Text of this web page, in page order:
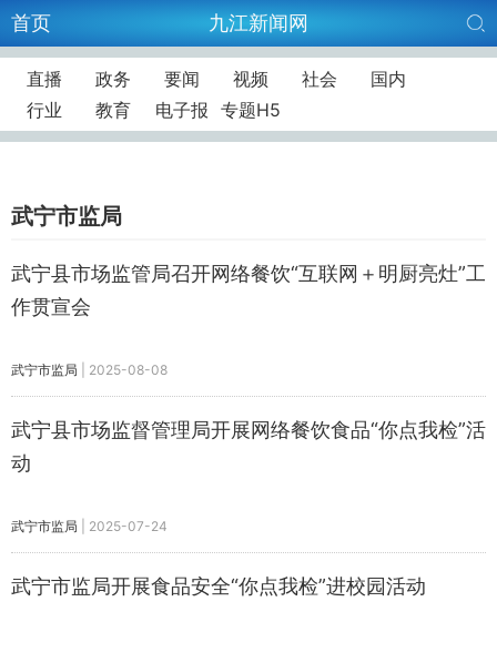
首页 九江新闻网
直播 政务 要闻 视频 社会
国内
行业
教育 电子报 专题H5
武宁市监局
武宁县市场监管局召开网络餐饮“互联网＋明厨亮灶”工
作贯宣会
武宁市监局 2025-08-08
武宁县市场监督管理局开展网络餐饮食品“你点我检”活
动
武宁市监局 2025-07-24
武宁市监局开展食品安全“你点我检”进校园活动